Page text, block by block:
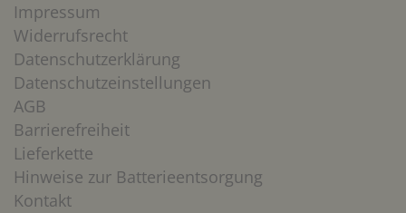
Impressum
Widerrufsrecht
Datenschutzerklärung
Datenschutzeinstellungen
AGB
Barrierefreiheit
Lieferkette
Hinweise zur Batterieentsorgung
Kontakt